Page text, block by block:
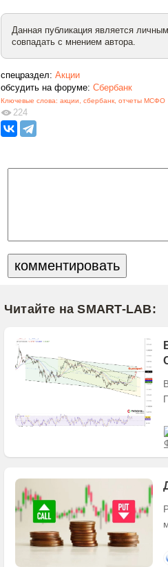
Данная публикация является
совпадать с мнением автора.
спецраздел: Акции
обсудить на форуме: Сбербанк
Ключевые слова: акции сбербанк отчеты МСФО
224
Читайте на SMART-LAB: